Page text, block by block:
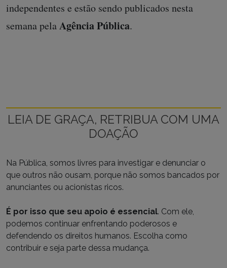
independentes e estão sendo publicados nesta
semana pelaAgência Pública.
LEIA DE GRAÇA, RETRIBUA COM UMA
DOAÇÃO
Na Pública, somos livres para investigar e denunciar o
que outros não ousam, porque não somos bancados por
anunciantes ou acionistas ricos.
É por isso que seu apoio é essencial. Com ele,
podemos continuar enfrentando poderosos e
defendendo os direitos humanos. Escolha como
contribuir e seja parte dessa mudança.